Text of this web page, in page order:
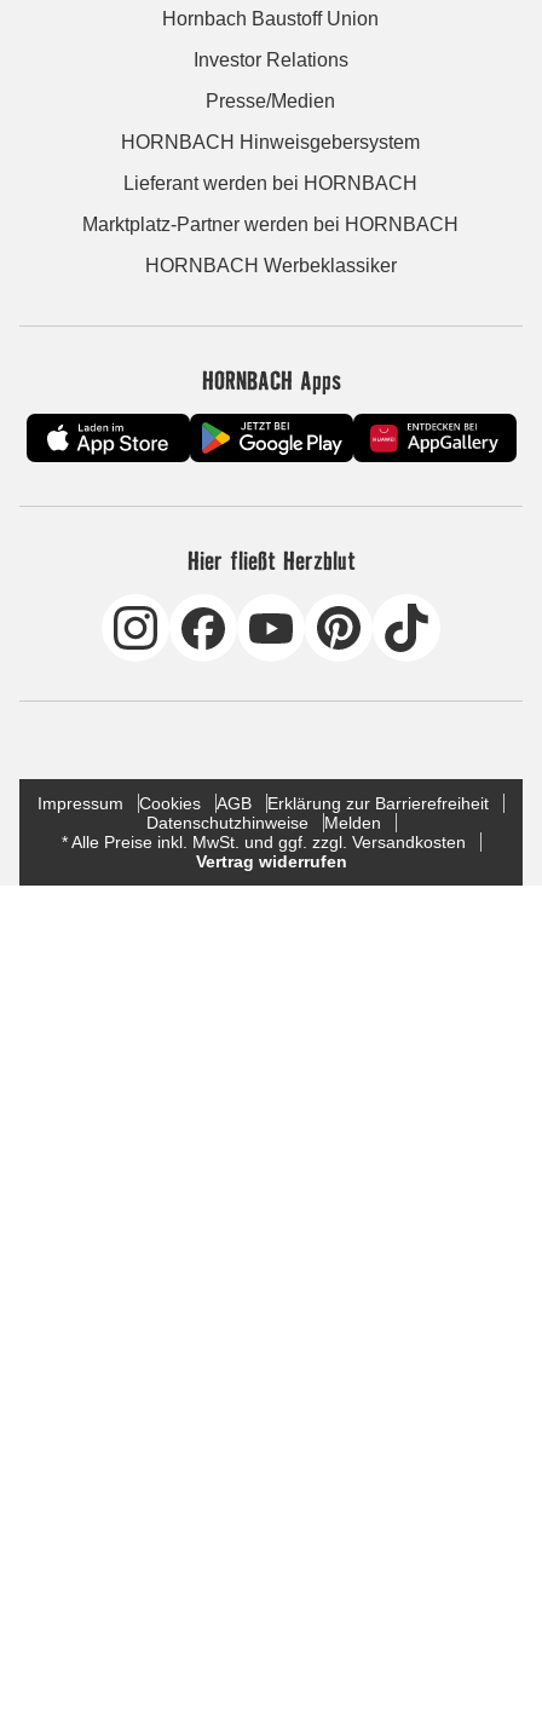
Hornbach Baustoff Union
Investor Relations
Presse/Medien
HORNBACH Hinweisgebersystem
Lieferant werden bei HORNBACH
Marktplatz-Partner werden bei HORNBACH
HORNBACH Werbeklassiker
HORNBACH Apps
Hier fließt Herzblut
Impressum Cookies AGB
Erklärung zur Barrierefreiheit
Datenschutzhinweise
Melden
* Alle Preise inkl. MwSt. und ggf. zzgl. Versandkosten
Vertrag widerrufen